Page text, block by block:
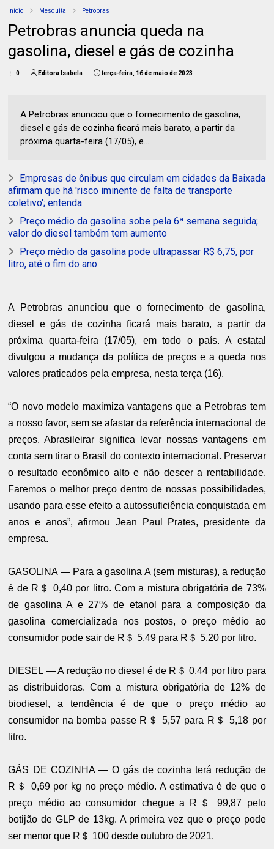
Início Mesquita Petrobras
Petrobras anuncia queda na
gasolina, diesel e gás de cozinha
0 Editora Isabela terça-feira, 16 de maio de 2023
A Petrobras anunciou que o fornecimento de gasolina,
diesel e gás de cozinha ficará mais barato, a partir da
próxima quarta-feira (17/05), e...
Empresas de ônibus que circulam em cidades da Baixada
afirmam que há 'risco iminente de falta de transporte
coletivo'; entenda
Preço médio da gasolina sobe pela 6ª semana seguida;
valor do diesel também tem aumento
Preço médio da gasolina pode ultrapassar R$ 6,75, por
litro, até o fim do ano
A Petrobras anunciou que o fornecimento de gasolina,
diesel e gás de cozinha ficará mais barato, a partir da
próxima quarta-feira (17/05), em todo o país.A estatal
divulgou a mudança da política de preços e a queda nos
valores praticados pela empresa, nesta terça (16).
“O novo modelo maximiza vantagens que a Petrobras tem
a nosso favor, sem se afastar da referência internacional de
preços. Abrasileirar significa levar nossas vantagens em
conta sem tirar o Brasil do contexto internacional. Preservar
o resultado econômico alto e não descer a rentabilidade.
Faremos o melhor preço dentro de nossas possibilidades,
usando para esse efeito a autossuficiência conquistada em
anos e anos”, afirmou Jean Paul Prates, presidente da
empresa.
GASOLINA — Para a gasolina A (sem misturas), a redução
é de R＄ 0,40 por litro. Com a mistura obrigatória de 73%
de gasolina A e 27% de etanol para a composição da
gasolina comercializada nos postos, o preço médio ao
consumidor pode sair de R＄ 5,49 para R＄ 5,20 por litro.
DIESEL — A redução no diesel é de R＄ 0,44 por litro para
as distribuidoras. Com a mistura obrigatória de 12% de
biodiesel, a tendência é de que o preço médio ao
consumidor na bomba passe R＄ 5,57 para R＄ 5,18 por
litro.
GÁS DE COZINHA — O gás de cozinha terá redução de
R＄ 0,69 por kg no preço médio. A estimativa é de que o
preço médio ao consumidor chegue a R＄ 99,87 pelo
botijão de GLP de 13kg. A primeira vez que o preço pode
ser menor que R＄ 100 desde outubro de 2021.